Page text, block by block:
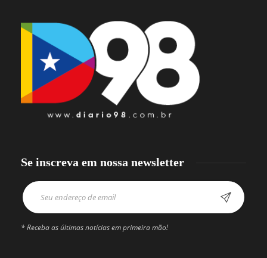
Se inscreva em nossa newsletter
* Receba as últimas notícias em primeira mão!